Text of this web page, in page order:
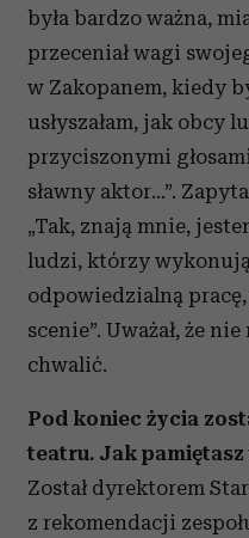
była bardzo ważna,
przeceniał wagi
w Zakopanem, kiedy
usłyszałam, jak obcy
przyciszonymi
sławny aktor…”.
„Tak, znają mnie,
ludzi, którzy
odpowiedzialną
scenie”. Uważał, że
chwalić.
Pod koniec życia
teatru. Jak pamiętasz
Został dyrektorem
z rekomendacji